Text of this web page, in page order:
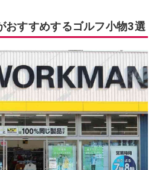
おすすめするゴルフ小物3選